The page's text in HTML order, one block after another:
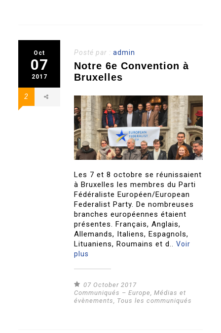
Oct
07
2017
2
Posté par :admin
Notre 6e Convention à
Bruxelles
Les 7 et 8 octobre se réunissaient
à Bruxelles les membres du Parti
Fédéraliste Européen/European
Federalist Party. De nombreuses
branches européennes étaient
présentes. Français, Anglais,
Allemands, Italiens, Espagnols,
Lituaniens, Roumains et d..Voir
plus
07 October 2017
Communiqués – Europe ,Médias et
évènements
Tous les communiqués